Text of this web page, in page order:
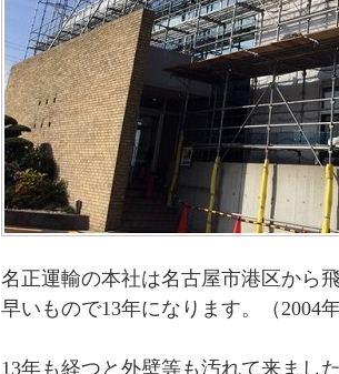
名正運輸の本社は名古屋市港区から
早いもので13年になります。（2004
13年も経つと外壁等も汚れて来まし